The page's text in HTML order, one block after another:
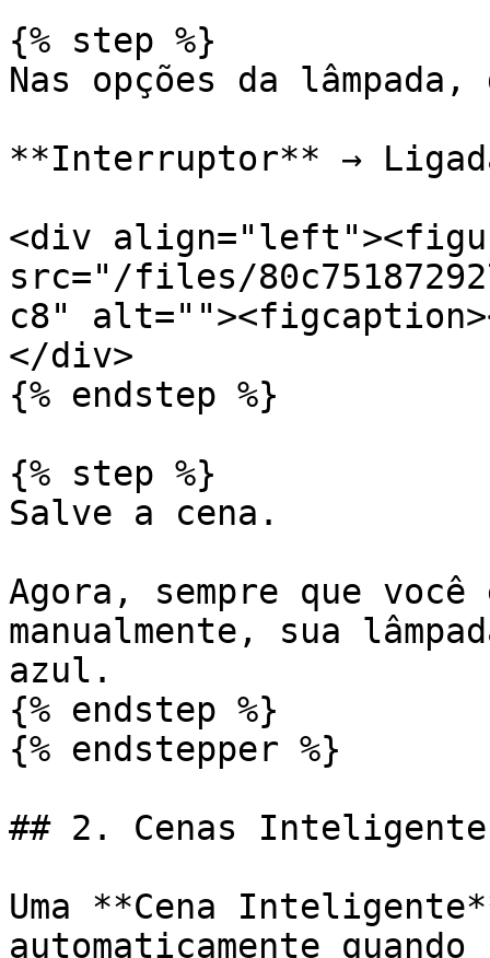
{% step %}
Nas opções da
**Interruptor** →
<div
src="/files/
c8"
</div>
{% endstep %}
{% step %}
Salve a cena.
Agora, sempre que
manualmente, sua
azul.
{% endstep %}
{% endstepper %}
## 2. Cenas
Uma **Cena
automaticamente